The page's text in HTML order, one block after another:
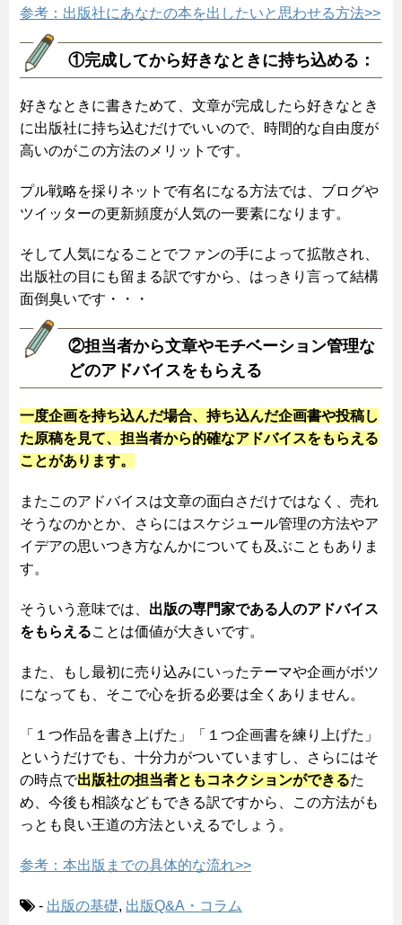
参考：出版社にあなたの本を出したいと思わせる方法>>
①完成してから好きなときに持ち込める：
好きなときに書きためて、文章が完成したら好きなとき
に出版社に持ち込むだけでいいので、時間的な自由度が
高いのがこの方法のメリットです。
プル戦略を採りネットで有名になる方法では、ブログや
ツイッターの更新頻度が人気の一要素になります。
そして人気になることでファンの手によって拡散され、
出版社の目にも留まる訳ですから、はっきり言って結構
面倒臭いです・・・
②担当者から文章やモチベーション管理な
どのアドバイスをもらえる
一度企画を持ち込んだ場合、持ち込んだ企画書や投稿し
た原稿を見て、担当者から的確なアドバイスをもらえる
ことがあります。
またこのアドバイスは文章の面白さだけではなく、売れ
そうなのかとか、さらにはスケジュール管理の方法やア
イデアの思いつき方なんかについても及ぶこともありま
す。
そういう意味では、 出版の専門家である人のアドバイス
をもらえることは価値が大きいです。
また、もし最初に売り込みにいったテーマや企画がボツ
になっても、そこで心を折る必要は全くありません。
「１つ作品を書き上げた」「１つ企画書を練り上げた」
というだけでも、十分力がついていますし、さらにはそ
の時点で出版社の担当者ともコネクションができるた
め、今後も相談などもできる訳ですから、この方法がも
っとも良い王道の方法といえるでしょう。
参考：本出版までの具体的な流れ>>
- 出版の基礎, 出版Q&A・コラム